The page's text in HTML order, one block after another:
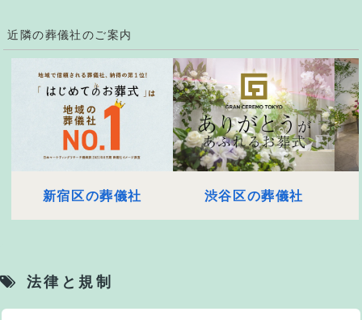
近隣の葬儀社のご案内
新宿区の葬儀社 渋谷区の葬儀社
法律と規制